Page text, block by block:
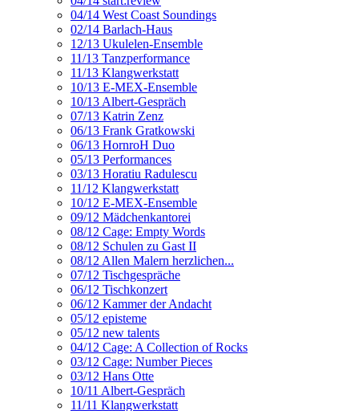
04/14 West Coast Soundings
02/14 Barlach-Haus
12/13 Ukulelen-Ensemble
11/13 Tanzperformance
11/13 Klangwerkstatt
10/13 E-MEX-Ensemble
10/13 Albert-Gespräch
07/13 Katrin Zenz
06/13 Frank Gratkowski
06/13 HornroH Duo
05/13 Performances
03/13 Horatiu Radulescu
11/12 Klangwerkstatt
10/12 E-MEX-Ensemble
09/12 Mädchenkantorei
08/12 Cage: Empty Words
08/12 Schulen zu Gast II
08/12 Allen Malern herzlichen...
07/12 Tischgespräche
06/12 Tischkonzert
06/12 Kammer der Andacht
05/12 episteme
05/12 new talents
04/12 Cage: A Collection of Rocks
03/12 Cage: Number Pieces
03/12 Hans Otte
10/11 Albert-Gespräch
11/11 Klangwerkstatt